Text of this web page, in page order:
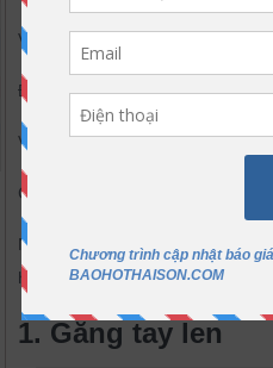
Với chủ sử hữu găng tay sẽ
Điều này sẽ giúp sản phẩm
Vì găng tay bảo hộ có quá nhiều
Chính vì vậy bài viết này mình
Nếu bạn nào muốn tìm hiểu về
hay kết nối với mạng xã hội của
1. Găng tay len